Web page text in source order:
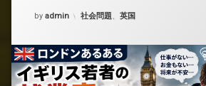
て
た
結
果)
Updated on 2026年5月28日
by admin カテゴリー:
社会問題、 英国
ど
(イ
ギ
リ